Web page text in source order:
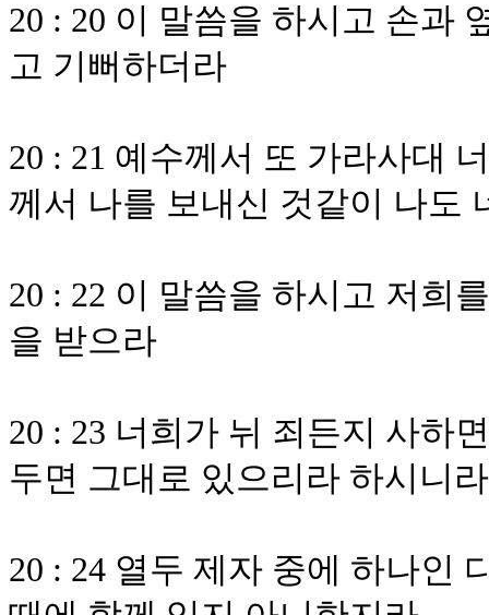
20 : 20 이 말씀을 하시고 손과
고 기뻐하더라
20 : 21 예수께서 또 가라사대
께서 나를 보내신 것같이 나도
20 : 22 이 말씀을 하시고 저희
을 받으라
20 : 23 너희가 뉘 죄든지 사하
두면 그대로 있으리라 하시니라
20 : 24 열두 제자 중에 하나인